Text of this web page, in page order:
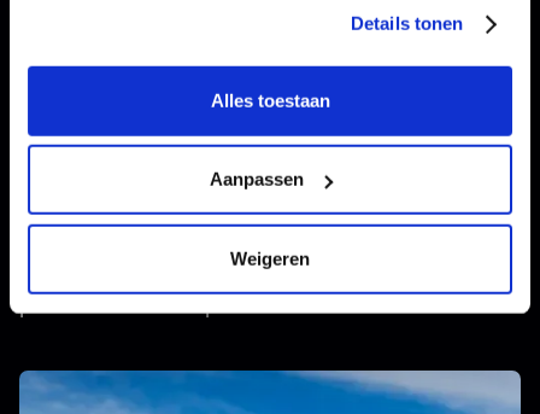
Details tonen
Alles toestaan
Aanpassen
Weigeren
productie van stalen profielen.